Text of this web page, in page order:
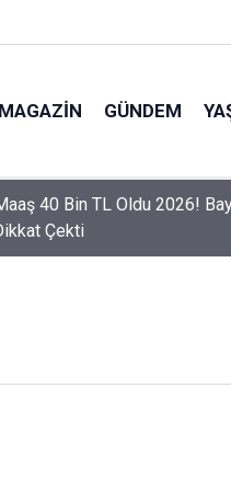
MAGAZIN GÜNDEM
40 Bin TL Oldu 2026!
Çekti